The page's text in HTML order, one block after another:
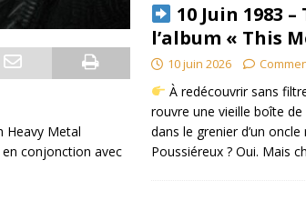
Heavy Metal
conjonction avec
10 Juin 1983
l’album « This
10 juin 2026
À redécouvrir sans
rouvre une vieille boîte
dans le grenier d’un oncle
Poussiéreux ? Oui. Mais